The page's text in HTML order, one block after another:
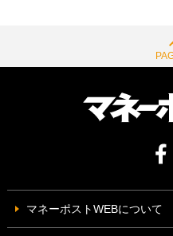
マネーポストWEBについて